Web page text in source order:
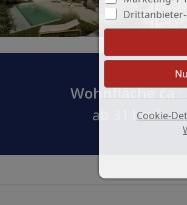
Wohnfläche ca.:
ab 311 m²
Cookie-